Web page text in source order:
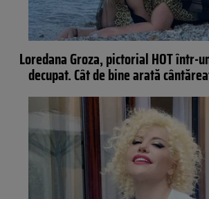
Loredana Groza, pictorial HOT într-
decupat. Cât de bine arată